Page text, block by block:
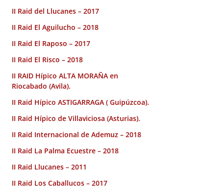
II Raid del Llucanes – 2017
II Raid El Aguilucho – 2018
II Raid El Raposo – 2017
II Raid El Risco – 2018
II RAID Hípico ALTA MORAÑA en
Riocabado (Avila).
II Raid Hípico ASTIGARRAGA ( Guipúzcoa).
II Raid Hípico de Villaviciosa (Asturias).
II Raid Internacional de Ademuz – 2018
II Raid La Palma Ecuestre – 2018
II Raid Llucanes – 2011
II Raid Los Caballucos – 2017